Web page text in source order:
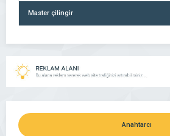
Master çilingir
Anahtarcı